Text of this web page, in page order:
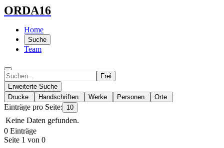
ORDA16
Home
Suche
Team
Frei
Erweiterte Suche
Drucke
Handschriften Werke Personen Orte
Einträge pro Seite: 10
Keine Daten gefunden.
0 Einträge
Seite 1 von 0